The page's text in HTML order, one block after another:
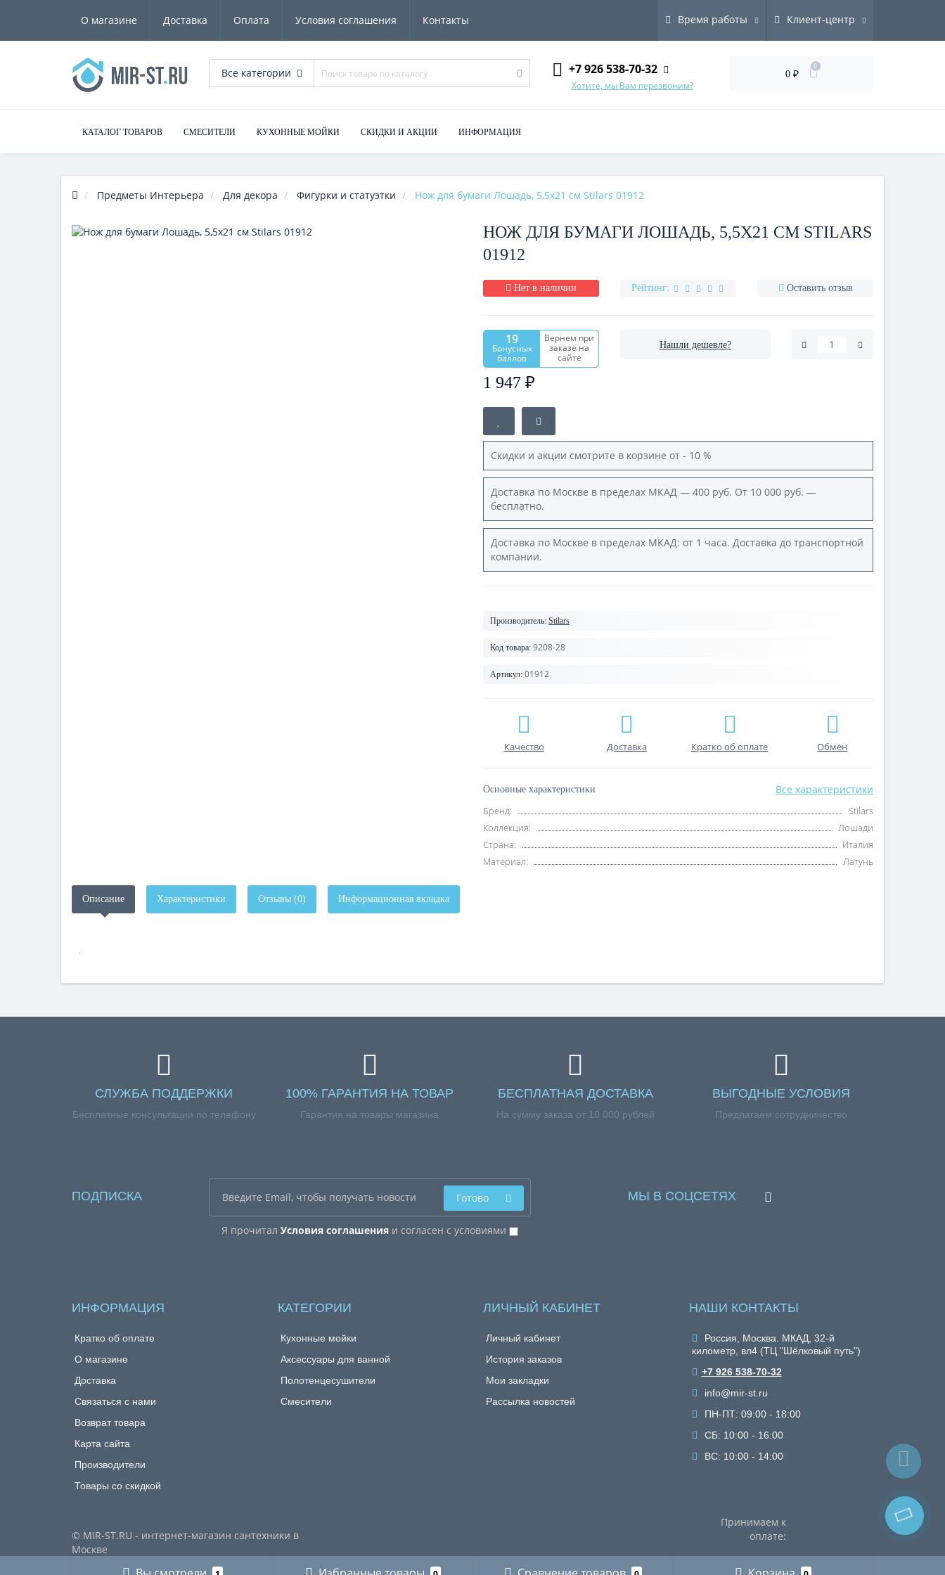
О магазине Доставка Оплата Условия соглашения Контакты Время работы Клиент-центр
Все категории +7 926 538-70-32
Хотите, мы Вам перезвоним?
0 ₽
0
КАТАЛОГ ТОВАРОВ СМЕСИТЕЛИ КУХОННЫЕ МОЙКИ СКИДКИ И АКЦИИ ИНФОРМАЦИЯ
Предметы Интерьера Для декора Фигурки и статуэтки Нож для бумаги Лошадь, 5,5х21 см Stilars 01912
НОЖ ДЛЯ БУМАГИ ЛОШАДЬ, 5,5Х21 СМ STILARS
01912
Нет в наличии Рейтинг: Оставить отзыв
19
Бонусных
баллов
Вернем при
заказе на
сайте
1 947 ₽
Нашли дешевле?
Скидки и акции смотрите в корзине от - 10 %
Доставка по Москве в пределах МКАД — 400 руб. От 10 000 руб. —
бесплатно.
Доставка по Москве в пределах МКАД: от 1 часа. Доставка до транспортной
компании.
Производитель: Stilars
Код товара: 9208-28
Артикул: 01912
Качество Доставка Кратко об оплате Обмен
Основные характеристики Все характеристики
Бренд:
Stilars
Коллекция:
Лошади
Страна:
Италия
Материал:
Латунь
Описание Характеристики Отзывы (0) Информационная вкладка
.
СЛУЖБА ПОДДЕРЖКИ
Бесплатные консультации по телефону
100% ГАРАНТИЯ НА ТОВАР
Гарантия на товары магазина
БЕСПЛАТНАЯ ДОСТАВКА
На сумму заказа от 10 000 рублей
ВЫГОДНЫЕ УСЛОВИЯ
Предлагаем сотрудничество
ПОДПИСКА
Я прочитал Условия соглашенияи согласен с условиями
Готово МЫ В СОЦСЕТЯХ
ИНФОРМАЦИЯ
Кратко об оплате
О магазине
Доставка
Связаться с нами
Возврат товара
Карта сайта
Производители
Товары со скидкой
КАТЕГОРИИ
Кухонные мойки
Аксессуары для ванной
Полотенцесушители
Смесители
ЛИЧНЫЙ КАБИНЕТ
Личный кабинет
История заказов
Мои закладки
Рассылка новостей
НАШИ КОНТАКТЫ
Россия, Москва. МКАД, 32-й
километр, вл4 (ТЦ "Шёлковый путь")
+7 926 538-70-32
info@mir-st.ru
ПН-ПТ: 09:00 - 18:00
СБ: 10:00 - 16:00
ВС: 10:00 - 14:00
© MIR-ST.RU - интернет-магазин сантехники в
Москве
Принимаем к
оплате: